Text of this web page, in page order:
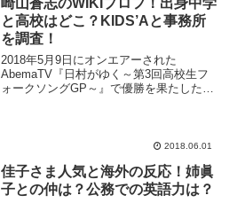
と高校はどこ？KIDS’Aと事務所
を調査！
2018年5月9日にオンエアーされた
AbemaTV『日村がゆく～第3回高校生フ
ォークソングGP～』で優勝を果たした現
2018.06.01
佳子さま人気と海外の反応！姉眞
子との仲は？公務での英語力は？